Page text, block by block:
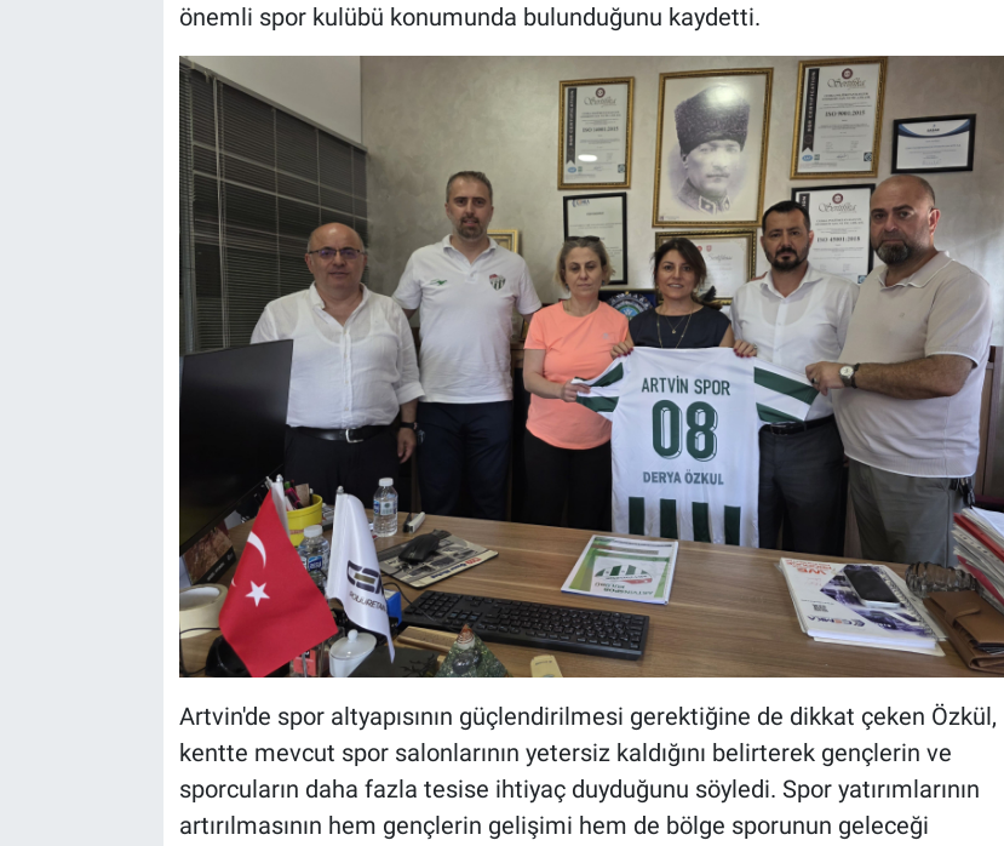
önemli spor kulübü konumunda bulunduğunu kaydetti.
Artvin'de spor altyapısının güçlendirilmesi gerektiğine de dikkat çeken Özkül,
kentte mevcut spor salonlarının yetersiz kaldığını belirterek gençlerin ve
sporcuların daha fazla tesise ihtiyaç duyduğunu söyledi. Spor yatırımlarının
artırılmasının hem gençlerin gelişimi hem de bölge sporunun geleceği